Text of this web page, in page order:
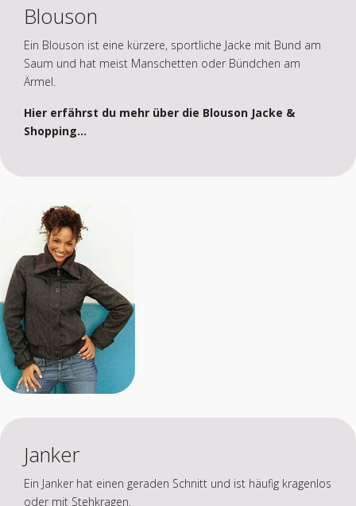
Blouson
Ein Blouson ist eine kürzere, sportliche Jacke mit Bund am
Saum und hat meist Manschetten oder Bündchen am
Ärmel.
Hier erfährst du mehr über die Blouson Jacke &
Shopping...
Janker
Ein Janker hat einen geraden Schnitt und ist häufig kragenlos
oder mit Stehkragen.